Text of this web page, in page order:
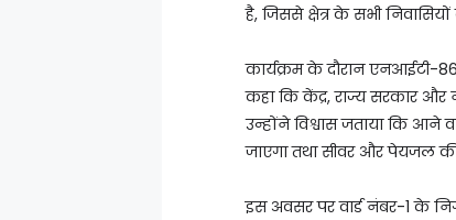
है, जिससे क्षेत्र के सभी
कार्यक्रम के दौरान एनआईटी-
कहा कि केंद्र, राज्य सरकार और
उन्होंने विश्वास जताया कि आने
जाएगा तथा सीवर और पेयजल
इस अवसर पर वार्ड नंबर-1 के